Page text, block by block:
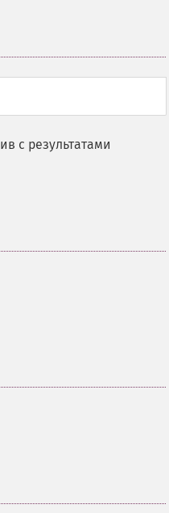
с результатами